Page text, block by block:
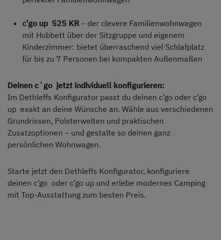
c’go up 525 KR – der clevere Familienwohnwagen
mit Hubbett über der Sitzgruppe und eigenem
Kinderzimmer: bietet überraschend viel Schlafplatz
für bis zu 7 Personen bei kompakten Außenmaßen
Deinen c´go jetzt individuell konfigurieren:
Im Dethleffs Konfigurator passt du deinen c’go oder c’go
up exakt an deine Wünsche an. Wähle aus verschiedenen
Grundrissen, Polsterwelten und praktischen
Zusatzoptionen – und gestalte so deinen ganz
persönlichen Wohnwagen.
Starte jetzt den Dethleffs Konfigurator, konfiguriere
deinen c’go oder c’go up und erlebe modernes Camping
mit Top-Ausstattung zum besten Preis.